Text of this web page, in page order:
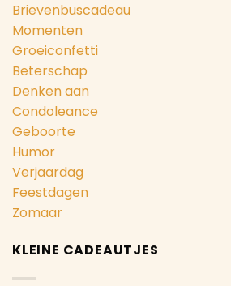
Brievenbuscadeau
Momenten
Groeiconfetti
Beterschap
Denken aan
Condoleance
Geboorte
Humor
Verjaardag
Feestdagen
Zomaar
KLEINE CADEAUTJES